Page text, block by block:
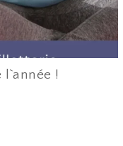
l`année !